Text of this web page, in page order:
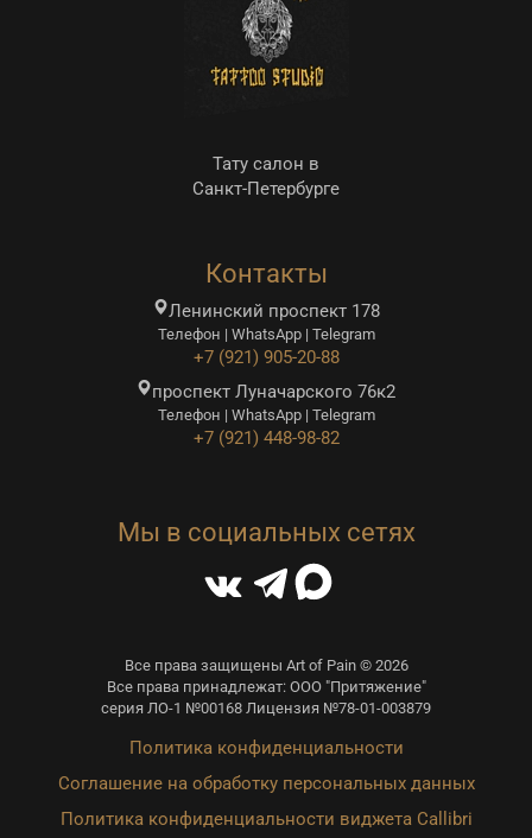
Тату салон в
Санкт-Петербурге
Контакты
Ленинский проспект 178
Телефон | WhatsApp | Telegram
+7 (921) 905-20-88
проспект Луначарского 76к2
Телефон | WhatsApp | Telegram
+7 (921) 448-98-82
Мы в социальных сетях
Все права защищены Art of Pain © 2026
Все права принадлежат: ООО "Притяжение"
серия ЛО-1 №00168 Лицензия №78-01-003879
Политика конфиденциальности
Соглашение на обработку персональных данных
Политика конфиденциальности виджета Callibri